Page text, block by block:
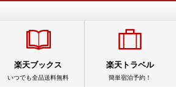
楽天ブックス
いつでも全品送料無料
楽天トラベル
簡単宿泊予約！